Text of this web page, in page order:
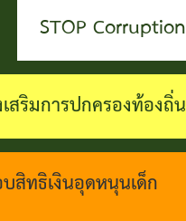
STOP Corruption
สริมการปกครองท้องถิ่น
สิทธิเงินอุดหนุนเด็ก